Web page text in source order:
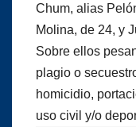
Chum, alias
Molina, de 24, y
Sobre ellos
plagio o
homicidio,
uso civil y/o